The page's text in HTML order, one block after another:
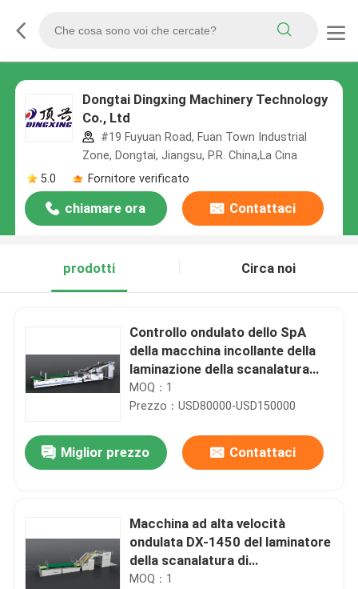
Dongtai Dingxing Machinery Technology
Co., Ltd
#19 Fuyuan Road, Fuan Town Industrial
Zone, Dongtai, Jiangsu, P.R. China,La Cina
5.0
Fornitore verificato
chiamare ora Contattaci
prodotti Circa noi
Controllo ondulato dello SpA
della macchina incollante della
laminazione della scanalatura
della scatola di 5 strati del CE
MOQ：1
Prezzo：USD80000-USD150000
Miglior prezzo Contattaci
Macchina ad alta velocità
ondulata DX-1450 del laminatore
della scanalatura di
1450mm*1450mm
MOQ：1